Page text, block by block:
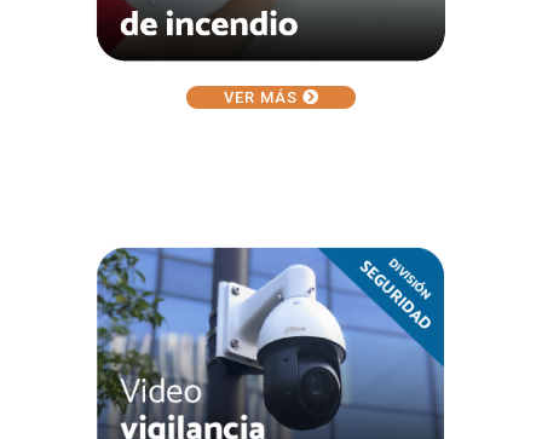
VER MÁS